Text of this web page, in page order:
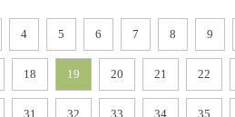
4 5 6 7 8 9
18 19 20 21 22
31 32 33 34 35